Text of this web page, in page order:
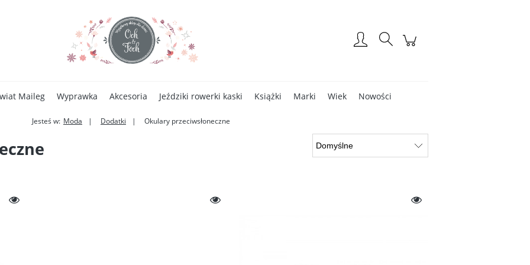
Maileg Wyprawka Akcesoria Jeździki rowerki kaski Książki Marki Wiek Nowości
Jesteś w: Moda Dodatki Okulary przeciwsłoneczne